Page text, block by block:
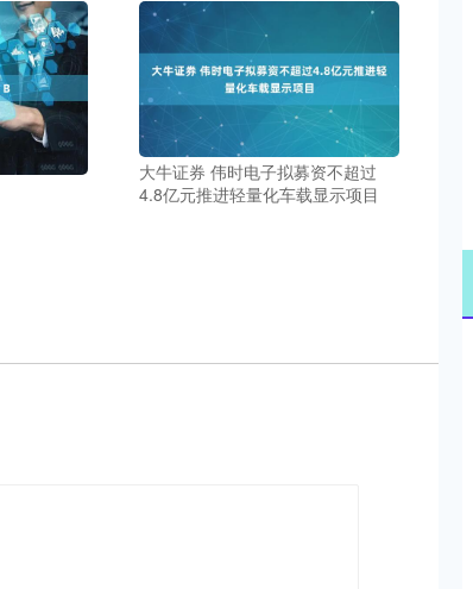
大牛证券 伟时电子拟募资不超过
4.8亿元推进轻量化车载显示项目